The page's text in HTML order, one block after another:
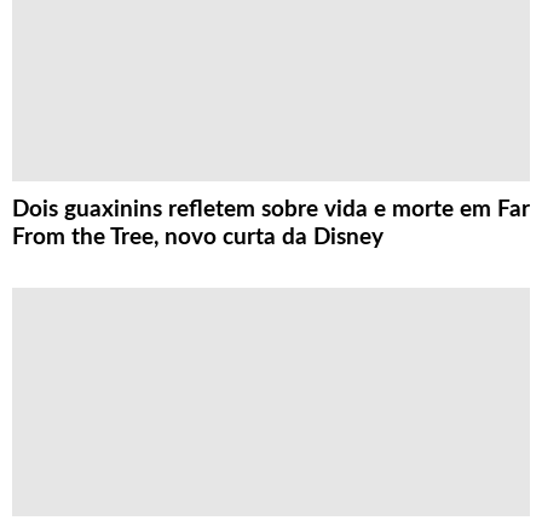
Dois guaxinins refletem sobre vida e morte em Far
From the Tree, novo curta da Disney